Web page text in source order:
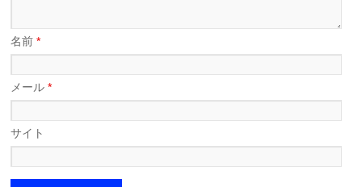
名前*
メール*
サイト